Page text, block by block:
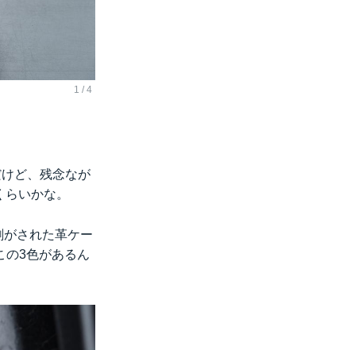
ど、残念なが
いかな。
された革ケー
の3色があるん